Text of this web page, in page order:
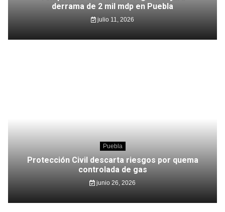
derrama de 2 mil mdp en Puebla
julio 11, 2026
Puebla
Protección Civil descarta riesgos por quema
controlada de gas
junio 26, 2026